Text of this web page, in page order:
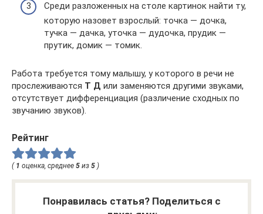
Среди разложенных на столе картинок найти ту,
которую назовет взрослый: точка — дочка,
тучка — дачка, уточка — дудочка, прудик —
прутик, домик — томик.
Работа требуется тому малышу, у которого в речи не
прослеживаются Т Д или заменяются другими звуками,
отсутствует дифференциация (различение сходных по
звучанию звуков).
Рейтинг
( 1 оценка, среднее 5 из 5 )
Понравилась статья? Поделиться с